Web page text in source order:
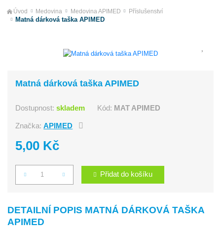
Úvod Medovina Medovina APIMED Příslušenství
Matná dárková taška APIMED
Matná dárková taška APIMED
Dostupnost:skladem Kód: MAT APIMED
Značka:APIMED
5,00 Kč
Počet Přidat do košíku
DETAILNÍ POPIS MATNÁ DÁRKOVÁ TAŠKA
APIMED